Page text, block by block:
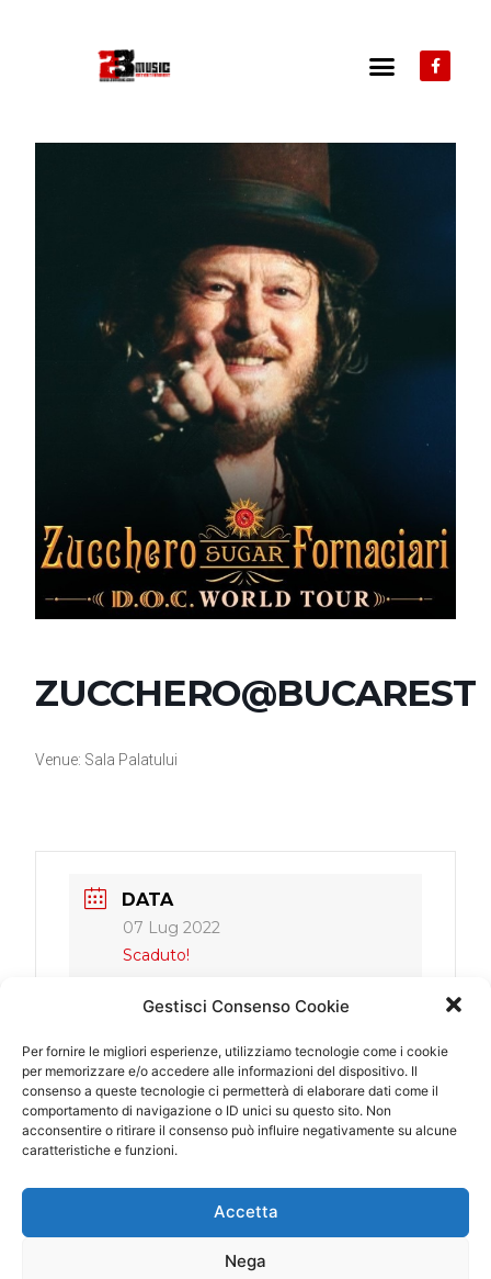
Gestisci Consenso Cookie
Per fornire le migliori esperienze, utilizziamo tecnologie come i cookie
per memorizzare e/o accedere alle informazioni del dispositivo. Il
consenso a queste tecnologie ci permetterà di elaborare dati come il
comportamento di navigazione o ID unici su questo sito. Non
acconsentire o ritirare il consenso può influire negativamente su alcune
caratteristiche e funzioni.
Accetta
Nega
ZUCCHERO@BUCAREST
Venue: Sala Palatului
DATA
07 Lug 2022
Scaduto!
ORA
20:00 - 22:00
LUOGO
Bucarest (Romania)
CATEGORIA
Estero